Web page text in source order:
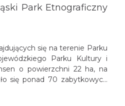
Park Etnograficzny
się na terenie Parku
Parku Kultury i
o powierzchni 22 ha, na
się ponad 70 zabytkowych
górnośląskich